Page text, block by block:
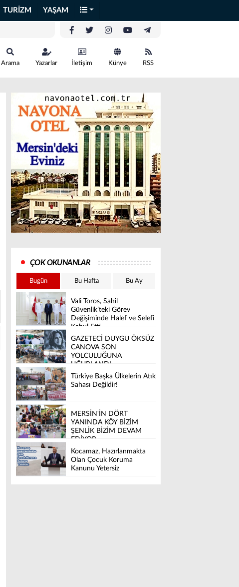
TURİZM YAŞAM
Arama Yazarlar İletişim Künye RSS
ÇOK OKUNANLAR
Bugün Bu Hafta Bu Ay
Vali Toros, Sahil
Güvenlik’teki Görev
Değişiminde Halef ve Selefi
Kabul Etti
GAZETECİ DUYGU ÖKSÜZ
CANOVA SON
YOLCULUĞUNA
UĞURLANDI
Türkiye Başka Ülkelerin Atık
Sahası Değildir!
MERSİN'İN DÖRT
YANINDA KÖY BİZİM
ŞENLİK BİZİM DEVAM
EDİYOR
Kocamaz, Hazırlanmakta
Olan Çocuk Koruma
Kanunu Yetersiz